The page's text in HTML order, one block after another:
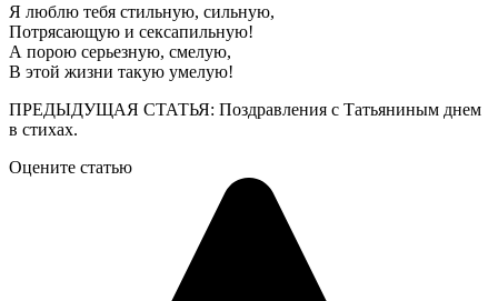
Я люблю тебя стильную, сильную,
Потрясающую и сексапильную!
А порою серьезную, смелую,
В этой жизни такую умелую!
ПРЕДЫДУЩАЯ СТАТЬЯ: Поздравления с Татьяниным днем
в стихах.
Оцените статью